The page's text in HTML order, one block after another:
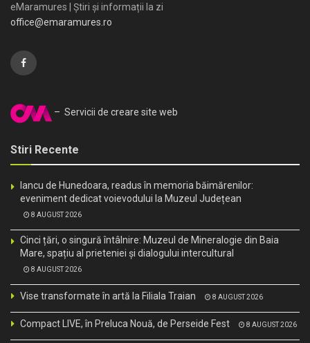
eMaramures | Știri și informații la zi
office@emaramures.ro
– Servicii de creare site web
Stiri Recente
Iancu de Hunedoara, readus în memoria băimărenilor:
eveniment dedicat voievodului la Muzeul Județean
8 AUGUST 2026
Cinci țări, o singură întâlnire: Muzeul de Mineralogie din Baia
Mare, spațiu al prieteniei și dialogului intercultural
8 AUGUST 2026
Vise transformate în artă la Filiala Traian 8 AUGUST 2026
Compact LIVE, în Preluca Nouă, de Perseide Fest 8 AUGUST 2026